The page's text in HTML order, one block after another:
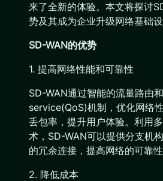
来了全新的体验。本文将探讨
势及其成为企业升级网络基础设
SD-WAN的优势
1. 提高网络性能和可靠性
SD-WAN通过智能的流量路由
service(QoS)机制，优化网络
丢包率，提升用户体验。利用
术，SD-WAN可以提供分支机
的冗余连接，提高网络的可靠性
2. 降低成本